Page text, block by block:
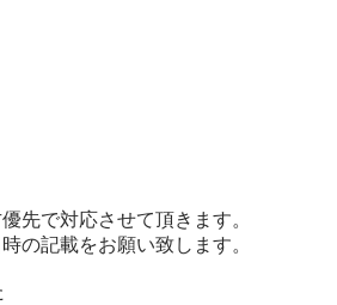
先で対応させて頂きます。
の記載をお願い致します。